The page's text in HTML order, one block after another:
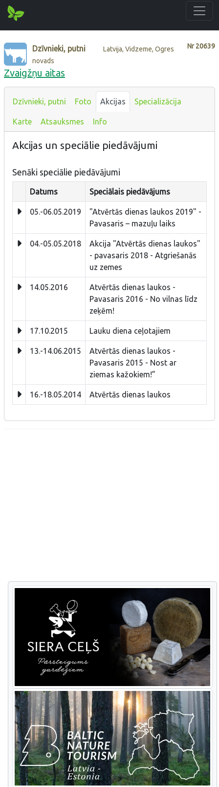
Nr20639
Dzīvnieki, putni
Latvija, Vidzeme, Ogres
novads
Zvaigžņu aitas
Dzīvnieki, putni Foto Akcijas Specializācija
Karte Atsauksmes Info
Akcijas un speciālie piedāvājumi
Senāki speciālie piedāvājumi
Datums Speciālais piedāvājums
05.-06.05.2019
"Atvērtās dienas laukos 2019" -
Pavasaris – mazuļu laiks
04.-05.05.2018
Akcija "Atvērtās dienas laukos"
- pavasaris 2018 - Atgriešanās
uz zemes
14.05.2016
Atvērtās dienas laukos -
Pavasaris 2016 - No vilnas līdz
zeķēm!
17.10.2015 Lauku diena ceļotajiem
13.-14.06.2015
Atvērtās dienas laukos -
Pavasaris 2015 - Nost ar
ziemas kažokiem!”
16.-18.05.2014 Atvērtās dienas laukos